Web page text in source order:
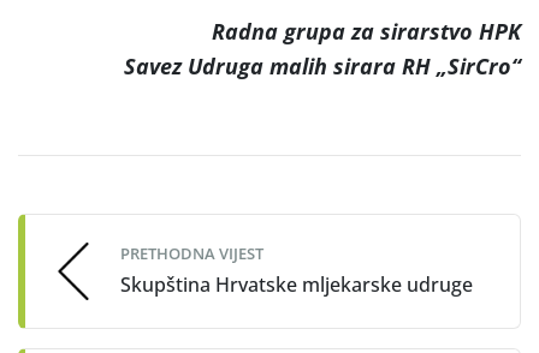
Radna grupa za sirarstvo HPK
Savez Udruga malih sirara RH „SirCro“
navigation
PRETHODNA VIJEST
Skupština Hrvatske mljekarske udruge